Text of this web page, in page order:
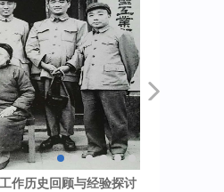
作历史回顾与经验探讨